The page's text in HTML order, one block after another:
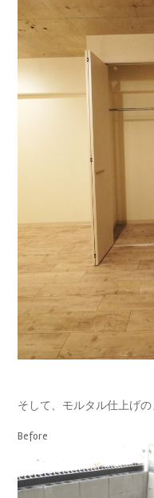
そして、モルタル仕上げ
Before